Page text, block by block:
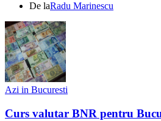
De laRadu Marinescu
Azi in Bucuresti
Curs valutar BNR pentru